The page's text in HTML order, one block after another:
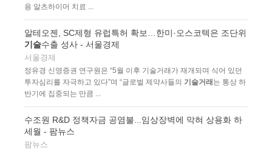
용 알츠하이머 치료 ...
알테오젠, SC제형 유럽특허 확보…한미·오스코텍은 조단위
기술수출 성사 - 서울경제
서울경제
정유경 신영증권 연구원은 “5월 이후 기술거래가 재개되며 식어 있던
투자심리를 자극하고 있다”며 “글로벌 제약사들의 기술거래는 통상 하
반기에 집중되는 만큼 ...
수조원 R&D 정책자금 공염불...임상장벽에 막혀 상용화 하
세월 - 팜뉴스
팜뉴스